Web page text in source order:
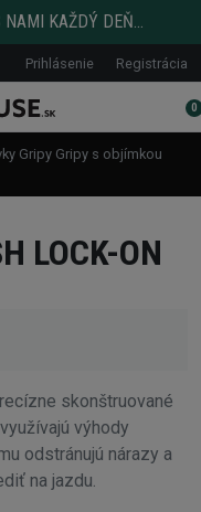
NAMI KAŽDÝ DEŇ...
Prihlásenie Registrácia
0
Gripy Gripy s objímkou
LOCK-ON
skonštruované
výhody
odstránujú nárazy a
na jazdu.